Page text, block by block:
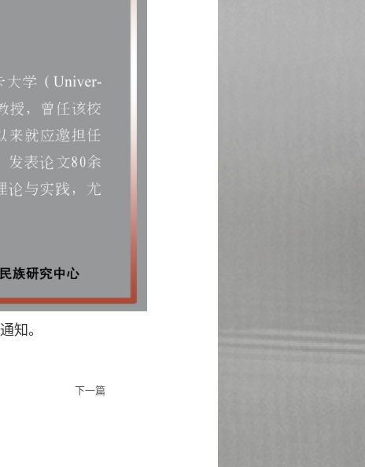
知。
下一篇